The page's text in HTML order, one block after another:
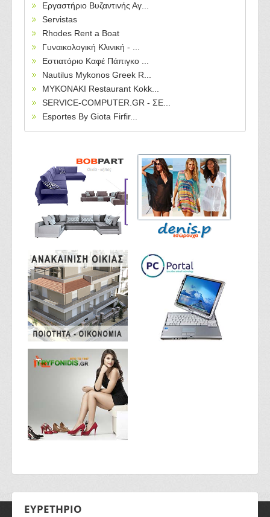
Εργαστήριο Βυζαντινής Αγ...
Servistas
Rhodes Rent a Boat
Γυναικολογική Κλινική - ...
Εστιατόριο Καφέ Πάπιγκο ...
Nautilus Mykonos Greek R...
MYKONAKI Restaurant Kokk...
SERVICE-COMPUTER.GR - ΣΕ...
Esportes By Giota Firfir...
ΕΥΡΕΤΗΡΙΟ